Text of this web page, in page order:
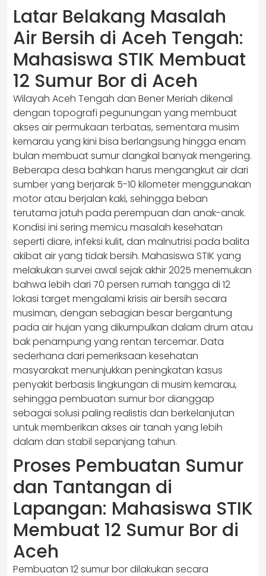
Latar Belakang Masalah
Air Bersih di Aceh Tengah:
Mahasiswa STIK Membuat
12 Sumur Bor di Aceh
Wilayah Aceh Tengah dan Bener Meriah dikenal
dengan topografi pegunungan yang membuat
akses air permukaan terbatas, sementara musim
kemarau yang kini bisa berlangsung hingga enam
bulan membuat sumur dangkal banyak mengering.
Beberapa desa bahkan harus mengangkut air dari
sumber yang berjarak 5-10 kilometer menggunakan
motor atau berjalan kaki, sehingga beban
terutama jatuh pada perempuan dan anak-anak.
Kondisi ini sering memicu masalah kesehatan
seperti diare, infeksi kulit, dan malnutrisi pada balita
akibat air yang tidak bersih. Mahasiswa STIK yang
melakukan survei awal sejak akhir 2025 menemukan
bahwa lebih dari 70 persen rumah tangga di 12
lokasi target mengalami krisis air bersih secara
musiman, dengan sebagian besar bergantung
pada air hujan yang dikumpulkan dalam drum atau
bak penampung yang rentan tercemar. Data
sederhana dari pemeriksaan kesehatan
masyarakat menunjukkan peningkatan kasus
penyakit berbasis lingkungan di musim kemarau,
sehingga pembuatan sumur bor dianggap
sebagai solusi paling realistis dan berkelanjutan
untuk memberikan akses air tanah yang lebih
dalam dan stabil sepanjang tahun.
Proses Pembuatan Sumur
dan Tantangan di
Lapangan: Mahasiswa STIK
Membuat 12 Sumur Bor di
Aceh
Pembuatan 12 sumur bor dilakukan secara